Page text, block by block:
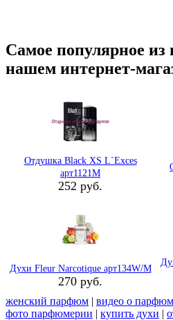
Самое популярное
нашем интернет-
Отдушка Black XS L`Exces
арт1121M
252 руб.
Духи Fleur Narcotique арт134W/M
270 руб.
женский парфюм | видео о
фото парфюмерии | купить духи |